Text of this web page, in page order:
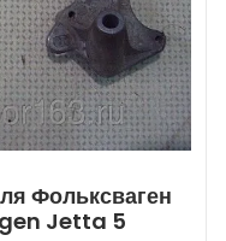
Фольксваген
Jetta 5